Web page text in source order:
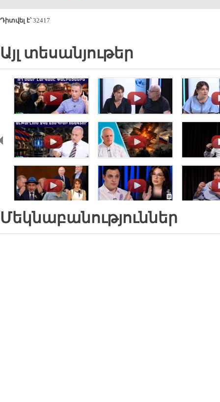
Դիտվել է՝32417
Այլ տեսանյութեր
. . .
. . .
. . .
Մեկնաբանություններ